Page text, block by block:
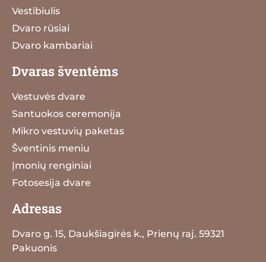
Vestibiulis
Dvaro rūsiai
Dvaro kambariai
Dvaras šventėms
Vestuvės dvare
Santuokos ceremonija
Mikro vestuvių paketas
Šventinis meniu
Įmonių renginiai
Fotosesija dvare
Adresas
Dvaro g. 15, Daukšiagirės k., Prienų raj. 59321
Pakuonis